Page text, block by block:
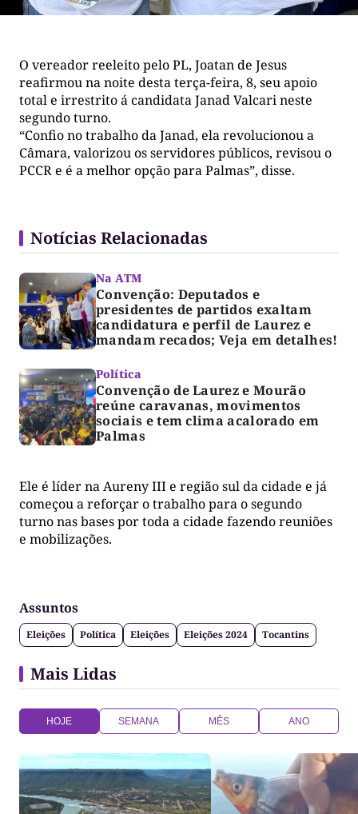
O vereador reeleito pelo PL, Joatan de Jesus
reafirmou na noite desta terça-feira, 8, seu apoio
total e irrestrito á candidata Janad Valcari neste
segundo turno.
“Confio no trabalho da Janad, ela revolucionou a
Câmara, valorizou os servidores públicos, revisou o
PCCR e é a melhor opção para Palmas”, disse.
Notícias Relacionadas
Na ATM
Convenção: Deputados e
presidentes de partidos exaltam
candidatura e perfil de Laurez e
mandam recados; Veja em detalhes!
Política
Convenção de Laurez e Mourão
reúne caravanas, movimentos
sociais e tem clima acalorado em
Palmas
Ele é líder na Aureny III e região sul da cidade e já
começou a reforçar o trabalho para o segundo
turno nas bases por toda a cidade fazendo reuniões
e mobilizações.
Assuntos
Eleições Política Eleições Eleições 2024 Tocantins
Mais Lidas
HOJE SEMANA MÊS ANO